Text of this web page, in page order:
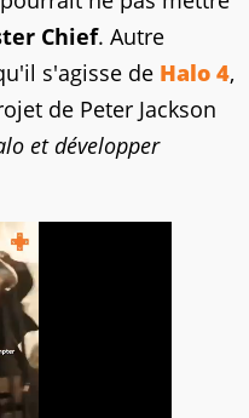
Chief. Autre
s'agisse de Halo 4,
de Peter Jackson
et développer